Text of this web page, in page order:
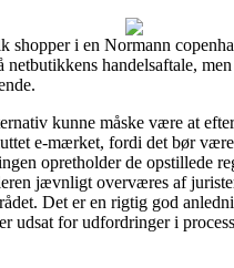
shopper i en Normann
netbutikkens handelsaftale,
kunne måske være at
e-mærket, fordi det bør
opretholder de opstillede
jævnligt overværes af
Det er en rigtig god
udsat for udfordringer i